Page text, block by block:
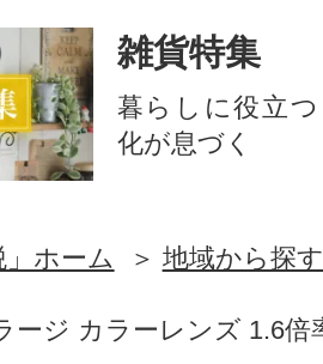
雑貨特集
暮らしに役立
化が息づく
」ホーム
地域から探す
ージ カラーレンズ 1.6倍